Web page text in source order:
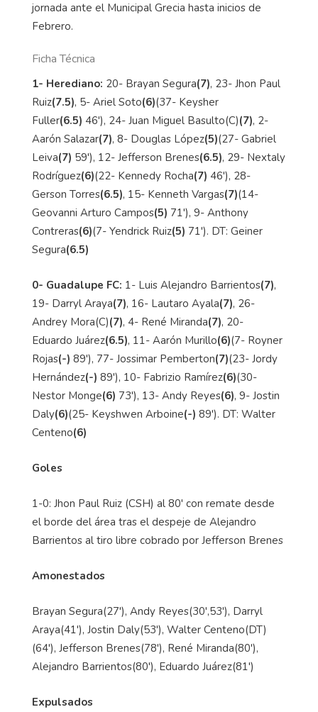
jornada ante el Municipal Grecia hasta inicios de
Febrero.
Ficha Técnica
1- Herediano: 20- Brayan Segura(7), 23- Jhon Paul
Ruiz(7.5), 5- Ariel Soto(6)(37- Keysher
Fuller(6.5) 46'), 24- Juan Miguel Basulto(C)(7), 2-
Aarón Salazar(7), 8- Douglas López(5)(27- Gabriel
Leiva(7) 59'), 12- Jefferson Brenes(6.5), 29- Nextaly
Rodríguez(6)(22- Kennedy Rocha(7) 46'), 28-
Gerson Torres(6.5), 15- Kenneth Vargas(7)(14-
Geovanni Arturo Campos(5) 71'), 9- Anthony
Contreras(6)(7- Yendrick Ruiz(5) 71'). DT: Geiner
Segura(6.5)
0- Guadalupe FC: 1- Luis Alejandro Barrientos(7),
19- Darryl Araya(7), 16- Lautaro Ayala(7), 26-
Andrey Mora(C)(7), 4- René Miranda(7), 20-
Eduardo Juárez(6.5), 11- Aarón Murillo(6)(7- Royner
Rojas(-) 89'), 77- Jossimar Pemberton(7)(23- Jordy
Hernández(-) 89'), 10- Fabrizio Ramírez(6)(30-
Nestor Monge(6) 73'), 13- Andy Reyes(6), 9- Jostin
Daly(6)(25- Keyshwen Arboine(-) 89'). DT: Walter
Centeno(6)
Goles
1-0: Jhon Paul Ruiz (CSH) al 80' con remate desde
el borde del área tras el despeje de Alejandro
Barrientos al tiro libre cobrado por Jefferson Brenes
Amonestados
Brayan Segura(27'), Andy Reyes(30',53'), Darryl
Araya(41'), Jostin Daly(53'), Walter Centeno(DT)
(64'), Jefferson Brenes(78'), René Miranda(80'),
Alejandro Barrientos(80'), Eduardo Juárez(81')
Expulsados